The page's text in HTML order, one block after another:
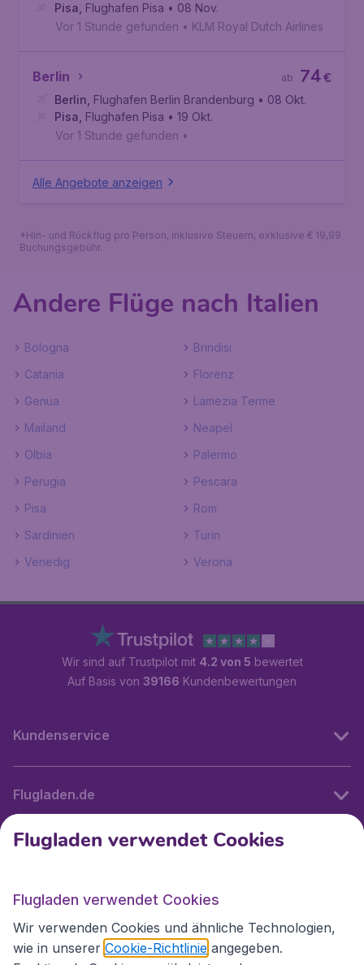
Pisa Flughafen Pisa • 08 Nov.
Vor 1 Stunde gefunden • KLM Royal Dutch Airlines
Berlin €
74
ab
Berlin Flughafen Berlin Brandenburg • 08 Okt.
Pisa Flughafen Pisa • 19 Okt.
Vor 1 Stunde gefunden •
Alle Angebote anzeigen
*Hin- und Rückflug pro Person, inklusive Steuern, exklusive € 19,99
Buchungsgebühr.
Andere Flüge nach Italien
Bologna
Brindisi
Catania
Florenz
Genua
Lamezia Terme
Mailand
Neapel
Olbia
Palermo
Perugia
Pescara
Pisa
Rom
Sardinien
Turin
Venedig
Verona
Wir sind auf Trustpilot mit 4.2 von 5 bewertet
Auf Basis von 39166 Kundenbewertungen
Kundenservice
Flugladen.de
Internationale Webseiten
Folgen Sie uns:
Flugladen verwendet Cookies
Flugladen verwendet Cookies
Wir verwenden Cookies und ähnliche Technologien,
wie in unserer Cookie-Richtlinie angegeben.